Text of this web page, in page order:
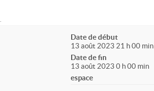
Date de début
13 août 2023 21 h 00 min
Date de fin
13 août 2023 0 h 00 min
espace